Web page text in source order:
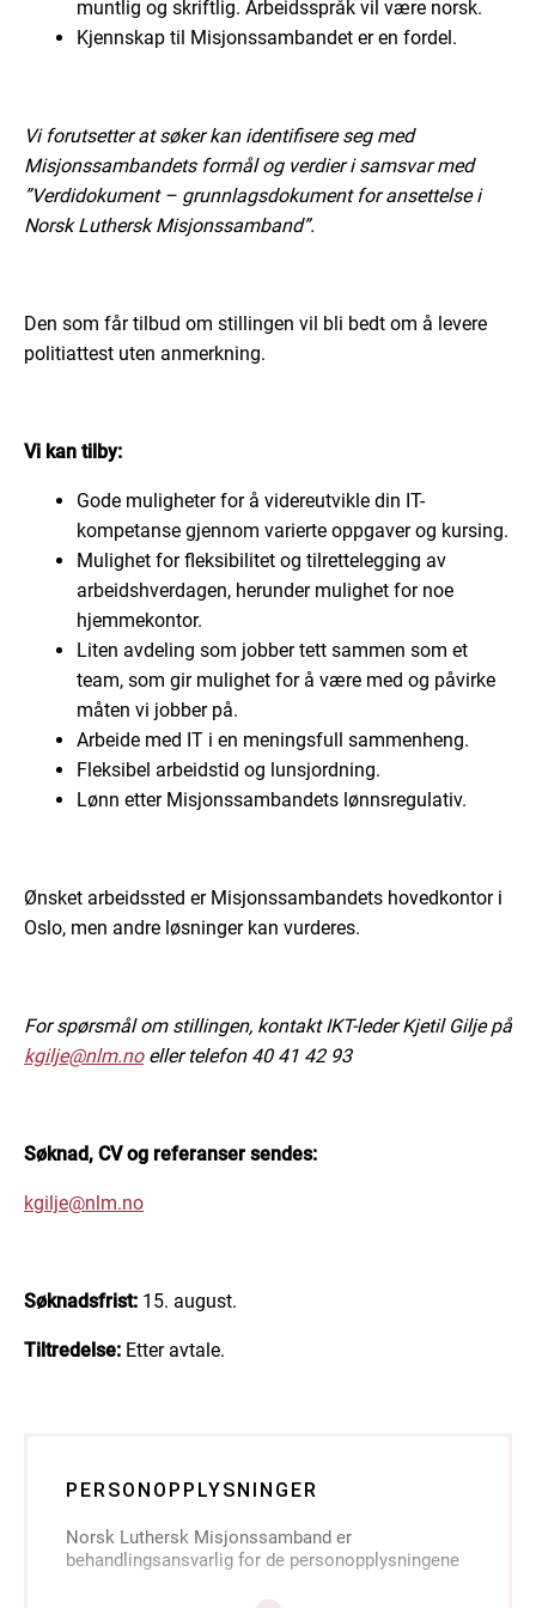
muntlig og skriftlig. Arbeidsspråk vil være norsk.
Kjennskap til Misjonssambandet er en fordel.
Vi forutsetter at søker kan identifisere seg med
Misjonssambandets formål og verdier i samsvar med
”Verdidokument – grunnlagsdokument for ansettelse i
Norsk Luthersk Misjonssamband”.
Den som får tilbud om stillingen vil bli bedt om å levere
politiattest uten anmerkning.
Vi kan tilby:
Gode muligheter for å videreutvikle din IT-
kompetanse gjennom varierte oppgaver og kursing.
Mulighet for fleksibilitet og tilrettelegging av
arbeidshverdagen, herunder mulighet for noe
hjemmekontor.
Liten avdeling som jobber tett sammen som et
team, som gir mulighet for å være med og påvirke
måten vi jobber på.
Arbeide med IT i en meningsfull sammenheng.
Fleksibel arbeidstid og lunsjordning.
Lønn etter Misjonssambandets lønnsregulativ.
Ønsket arbeidssted er Misjonssambandets hovedkontor i
Oslo, men andre løsninger kan vurderes.
For spørsmål om stillingen, kontakt IKT-leder Kjetil Gilje på
kgilje@nlm.noeller telefon 40 41 42 93
Søknad, CV og referanser sendes:
kgilje@nlm.no
Søknadsfrist: 15. august.
Tiltredelse: Etter avtale.
PERSONOPPLYSNINGER
Norsk Luthersk Misjonssamband er
behandlingsansvarlig for de personopplysningene